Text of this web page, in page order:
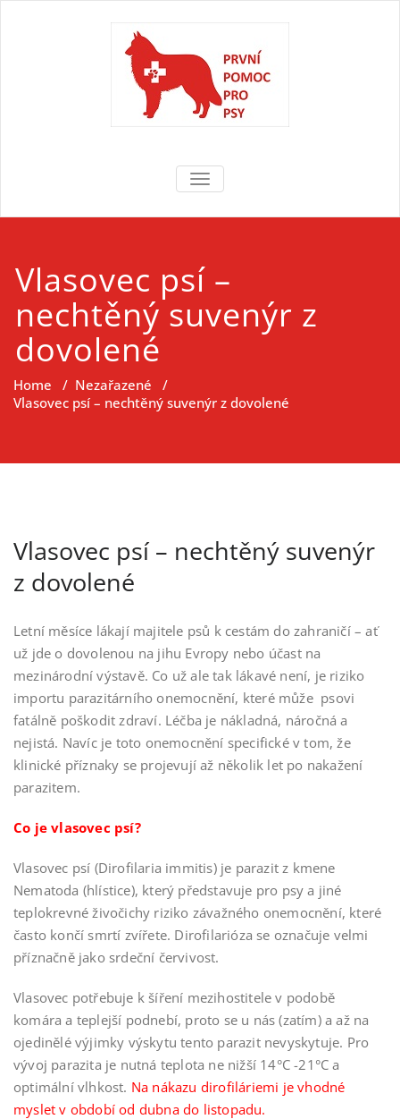
První pomoc
pro psy
První pomoc pro psy
TOGGLE NAVIGATION
Vlasovec psí –
nechtěný suvenýr z
dovolené
Home / Nezařazené /
Vlasovec psí – nechtěný suvenýr z dovolené
Vlasovec psí – nechtěný suvenýr
z dovolené
Letní měsíce lákají majitele psů k cestám do zahraničí – ať
už jde o dovolenou na jihu Evropy nebo účast na
mezinárodní výstavě. Co už ale tak lákavé není, je riziko
importu parazitárního onemocnění, které může psovi
fatálně poškodit zdraví. Léčba je nákladná, náročná a
nejistá. Navíc je toto onemocnění specifické v tom, že
klinické příznaky se projevují až několik let po nakažení
parazitem.
Co je vlasovec psí?
Vlasovec psí (Dirofilaria immitis) je parazit z kmene
Nematoda (hlístice), který představuje pro psy a jiné
teplokrevné živočichy riziko závažného onemocnění, které
často končí smrtí zvířete. Dirofilarióza se označuje velmi
příznačně jako srdeční červivost.
Vlasovec potřebuje k šíření mezihostitele v podobě
komára a teplejší podnebí, proto se u nás (zatím) a až na
ojedinělé výjimky výskytu tento parazit nevyskytuje. Pro
vývoj parazita je nutná teplota ne nižší 14°C -21°C a
optimální vlhkost. Na nákazu dirofiláriemi je vhodné
myslet v období od dubna do listopadu.